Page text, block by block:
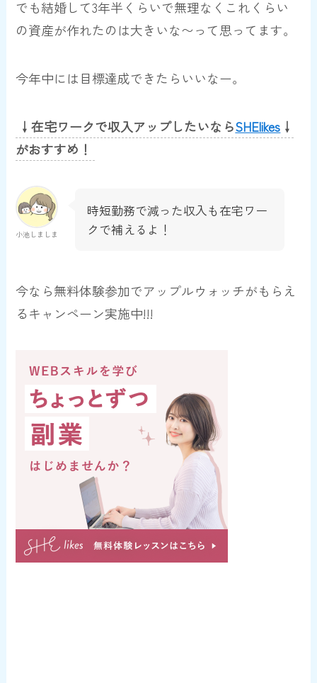
でも結婚して3年半くらいで無理なくこれくらい
の資産が作れたのは大きいな〜って思ってます。
今年中には目標達成できたらいいなー。
↓在宅ワークで収入アップしたいならSHElikes ↓
がおすすめ！
小池しましま
時短勤務で減った収入も在宅ワー
クで補えるよ！
今なら無料体験参加でアップルウォッチがもらえ
るキャンペーン実施中!!!